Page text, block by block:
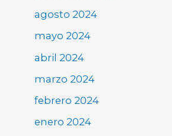
agosto 2024
mayo 2024
abril 2024
marzo 2024
febrero 2024
enero 2024